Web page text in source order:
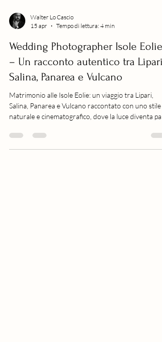
Walter Lo Cascio
15 apr
Tempo di lettura: 4 min
Wedding Photographer Isole Eolie
Salina, Panarea e Vulcano
Matrimonio alle Isole Eolie: un viaggio tra Lipari,
Salina, Panarea e Vulcano raccontato con uno stile